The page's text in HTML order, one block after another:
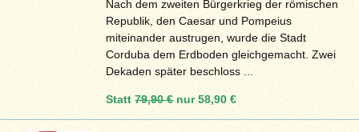
Nach dem zweiten Bürgerkrieg der römischen
Republik, den Caesar und Pompeius
miteinander austrugen, wurde die Stadt
Corduba dem Erdboden gleichgemacht. Zwei
Dekaden später beschloss ...
Statt79,90 €nur58,90 €